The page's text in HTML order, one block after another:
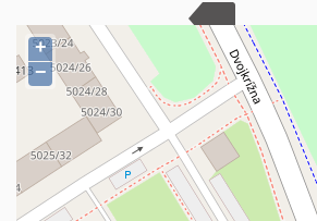
• možnosť parkovania pred domom
TECHNICKÉ INFO
• Mesačné náklady: cca 210 €
• (správca, energie, internet)
SLUŽBY A FINANCOVANIE
V cene je zahrnuté:
• kompletný právny servis
+
−